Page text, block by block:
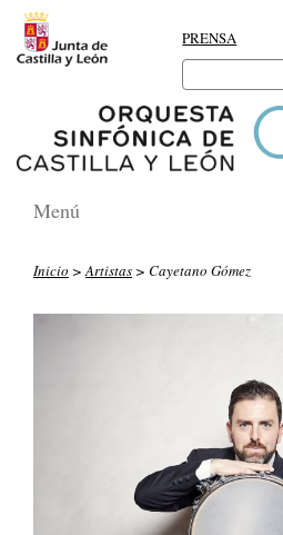
PRENSA
Search
for:
Menú
Inicio >Artistas > Cayetano Gómez